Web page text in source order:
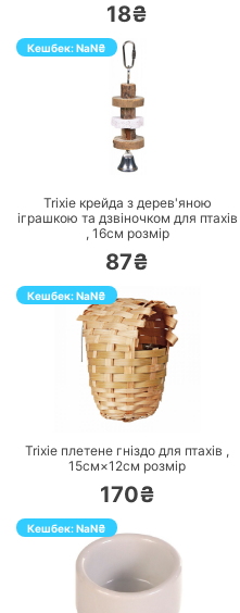
18₴
Кешбек:NaN₴
ПЕРЕЙТИ
Trixie крейда з дерев'яною
іграшкою та дзвіночком для птахів
, 16см розмір
87₴
Кешбек:NaN₴
ПЕРЕЙТИ
Trixie плетене гніздо для птахів ,
15см×12см розмір
170₴
Кешбек:NaN₴